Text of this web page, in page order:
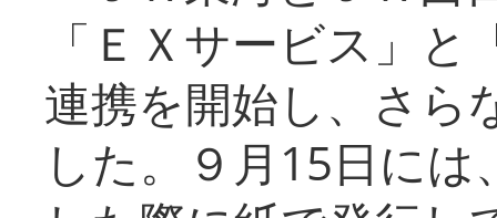
「ＥＸサービス」
連携を開始し、さら
した。９月15日に